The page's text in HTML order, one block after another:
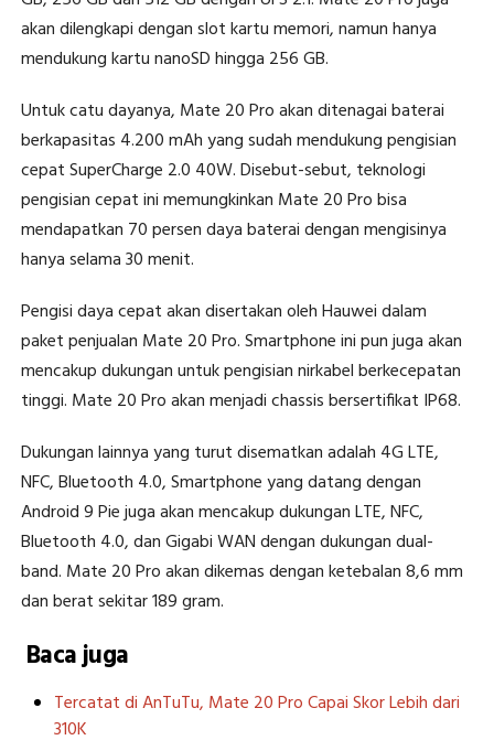
akan dilengkapi dengan slot kartu memori, namun hanya
mendukung kartu nanoSD hingga 256 GB.
Untuk catu dayanya, Mate 20 Pro akan ditenagai baterai
berkapasitas 4.200 mAh yang sudah mendukung pengisian
cepat SuperCharge 2.0 40W. Disebut-sebut, teknologi
pengisian cepat ini memungkinkan Mate 20 Pro bisa
mendapatkan 70 persen daya baterai dengan mengisinya
hanya selama 30 menit.
Pengisi daya cepat akan disertakan oleh Hauwei dalam
paket penjualan Mate 20 Pro. Smartphone ini pun juga akan
mencakup dukungan untuk pengisian nirkabel berkecepatan
tinggi. Mate 20 Pro akan menjadi chassis bersertifikat IP68.
Dukungan lainnya yang turut disematkan adalah 4G LTE,
NFC, Bluetooth 4.0, Smartphone yang datang dengan
Android 9 Pie juga akan mencakup dukungan LTE, NFC,
Bluetooth 4.0, dan Gigabi WAN dengan dukungan dual-
band. Mate 20 Pro akan dikemas dengan ketebalan 8,6 mm
dan berat sekitar 189 gram.
Baca juga
Tercatat di AnTuTu, Mate 20 Pro Capai Skor Lebih dari
310K